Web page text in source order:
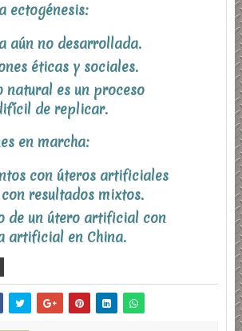
ectogénesis:
aún no desarrollada.
éticas y sociales.
natural es un proceso
de replicar.
en marcha:
con úteros artificiales
resultados mixtos.
de un útero artificial con
artificial en China.